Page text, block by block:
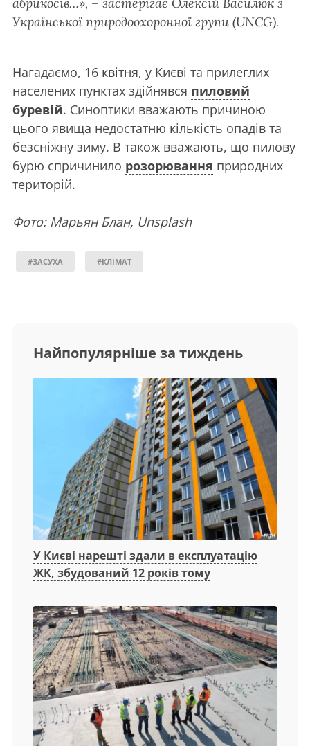
абрикосів…», – застерігає Олексій Василюк з
Української природоохоронної групи (UNCG).
Нагадаємо, 16 квітня, у Києві та прилеглих
населених пунктах здійнявся пиловий
буревій. Синоптики вважають причиною
цього явища недостатню кількість опадів та
безсніжну зиму. В також вважають, що пилову
бурю спричинило розорювання природних
територій.
Фото: Марьян Блан, Unsplash
#ЗАСУХА #КЛІМАТ
Найпопулярніше за тиждень
У Києві нарешті здали в експлуатацію
ЖК, збудований 12 років тому